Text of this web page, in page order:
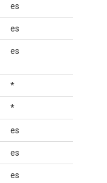
es
es
es
*
*
es
es
es